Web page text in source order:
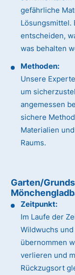
gefährliche
Lösungsmittel.
entscheiden,
was behalten
Methoden:
Unsere
um
angemessen
sichere
Materialien
Raums.
Garten/
Zeitpunkt:
Im Laufe der
Wildwuchs
übernommen
verlieren und
Rückzugsort